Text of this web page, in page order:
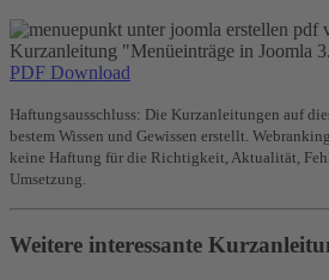
Kurzanleitung "Menüeinträge in Joomla
PDF Download
Haftungsausschluss: Die Kurzanleitungen auf
bestem Wissen und Gewissen erstellt.
keine Haftung für die Richtigkeit, Aktualität,
Umsetzung.
Weitere interessante